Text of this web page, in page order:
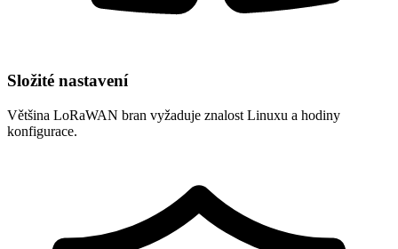
Složité nastavení
Většina LoRaWAN bran vyžaduje znalost Linuxu a hodiny
konfigurace.